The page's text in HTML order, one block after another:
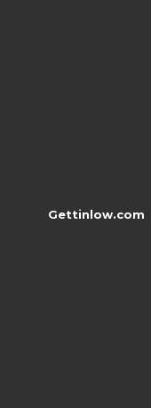
Gettinlow.com